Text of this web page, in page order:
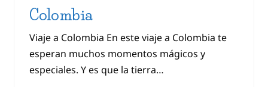
Colombia
Viaje a Colombia En este viaje a Colombia te
esperan muchos momentos mágicos y
especiales. Y es que la tierra…